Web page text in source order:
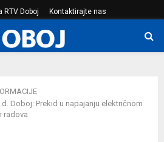
RTV Doboj Kontaktirajte nas
Doboj: Prekid u napajanju električnom
radova